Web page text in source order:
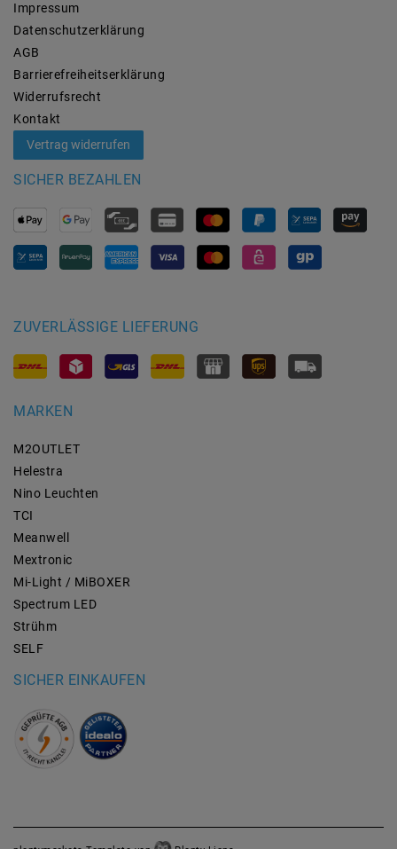
Impressum
Daten­schutz­erklärung
AGB
Barrierefreiheitserklärung
Widerrufs­recht
Kontakt
Vertrag widerrufen
SICHER BEZAHLEN
ZUVERLÄSSIGE LIEFERUNG
MARKEN
M2OUTLET
Helestra
Nino Leuchten
TCI
Meanwell
Mextronic
Mi-Light / MiBOXER
Spectrum LED
Strühm
SELF
SICHER EINKAUFEN